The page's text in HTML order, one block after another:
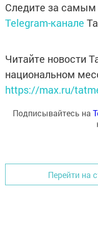
Следите за
Telegram-канале
Читайте новости
национальном
https://max.ru/
Подписывайтесь на
Перейти на